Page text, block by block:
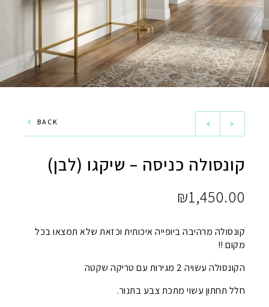
BACK
קונסולה כניסה – שיקגו (לבן)
₪1,450.00
קונסולה מרהיבה ביופייה איכותית וכזאת שלא תמצאו בכל
מקום !!
הקונסולה עשויה 2 מגירות עם טריקה שקטה
חלל תחתון עשוי מתכת צבע בתנור.